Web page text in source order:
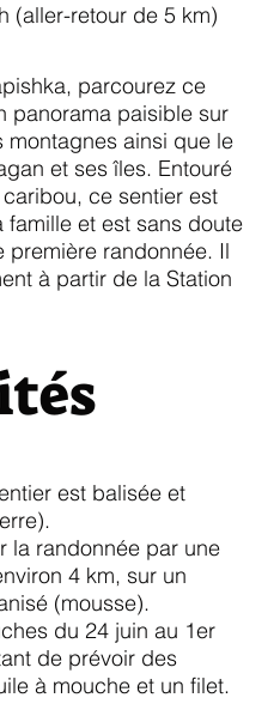
est balisée et
la randonnée par une
4 km, sur un
(mousse).
du 24 juin au 1er
de prévoir des
à mouche et un filet.
parcourez ce
panorama paisible sur
montagnes ainsi que le
et ses îles. Entouré
ce sentier est
et est sans doute
première randonnée. Il
à partir de la Station
(aller-retour de 5 km)